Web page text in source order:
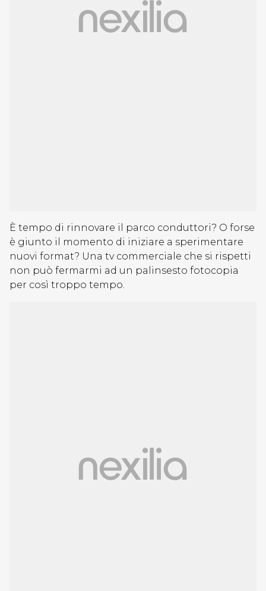
È tempo di rinnovare il parco conduttori? O forse
è giunto il momento di iniziare a sperimentare
nuovi format? Una tv commerciale che si rispetti
non può fermarmi ad un palinsesto fotocopia
per così troppo tempo.